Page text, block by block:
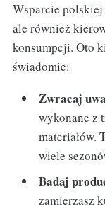
Wsparcie
ale również
konsumpcji. Oto
świadomie:
Zwracaj
wykonane z
materiałów.
wiele
Badaj
zamierzasz